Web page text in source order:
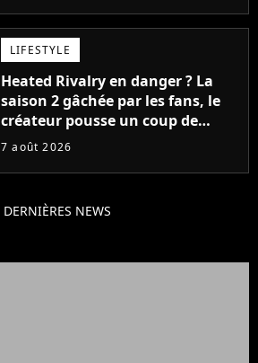
LIFESTYLE
Heated Rivalry en danger ? La
saison 2 gâchée par les fans, le
créateur pousse un coup de
gueule
7 août 2026
DERNIÈRES NEWS